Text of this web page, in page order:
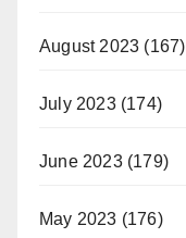
August 2023 (167)
July 2023(174)
June 2023(179)
May 2023 (176)